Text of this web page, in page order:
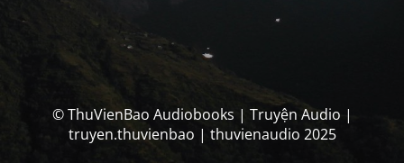
© ThuVienBao Audiobooks | Truyện Audio |
truyen.thuvienbao | thuvienaudio 2025